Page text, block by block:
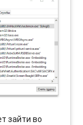
зайти во